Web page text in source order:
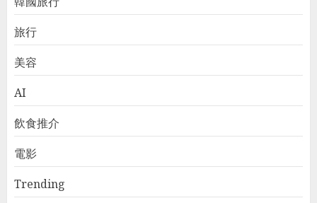
旅行
美容
AI
飲食推介
電影
Trending